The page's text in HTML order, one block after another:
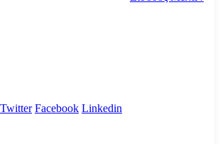
Twitter Facebook Linkedin